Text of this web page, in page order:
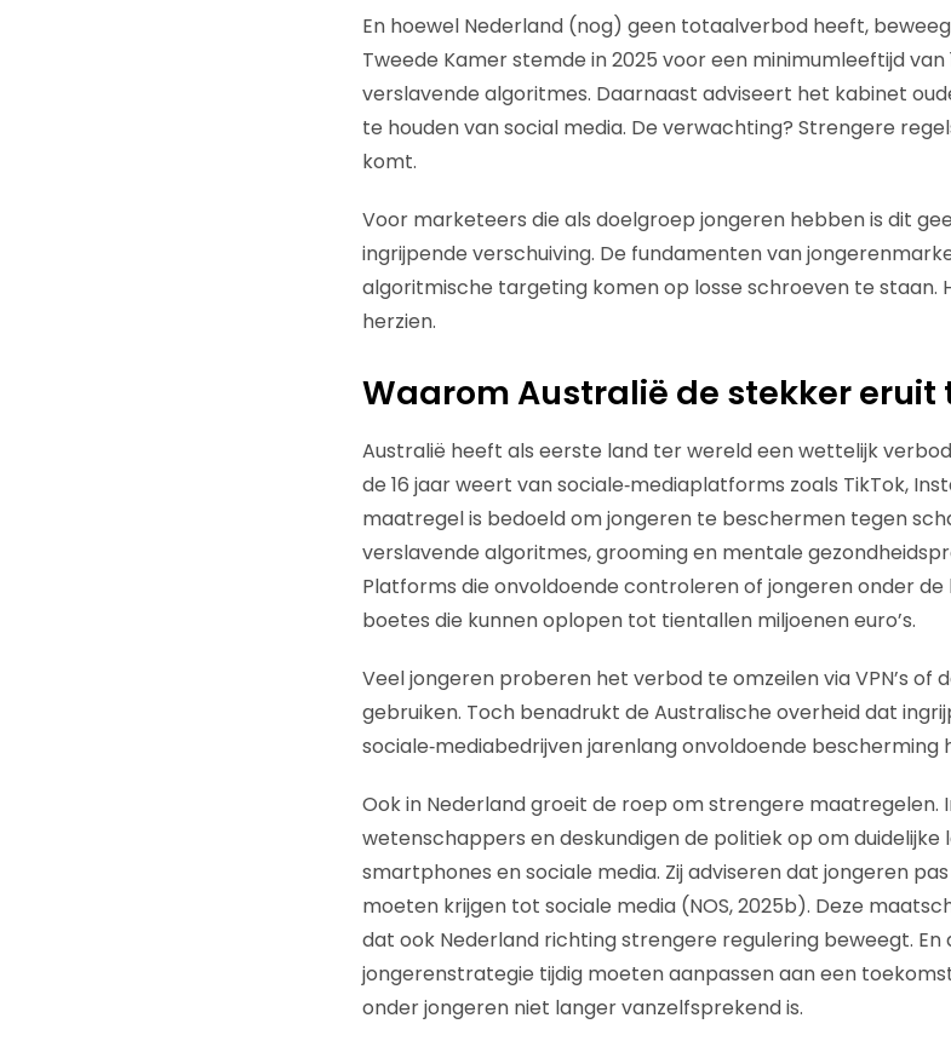
En hoewel Nederland (nog) geen totaalverbod heeft,
Tweede Kamer stemde in 2025 voor een minimumleeftijd
verslavende algoritmes. Daarnaast adviseert het kabinet
te houden van social media. De verwachting? Strengere
komt.
Voor marketeers die als doelgroep jongeren hebben is dit
ingrijpende verschuiving. De fundamenten van
algoritmische targeting komen op losse schroeven te staan.
herzien.
Waarom Australië de stekker eruit
Australië heeft als eerste land ter wereld een wettelijk
de 16 jaar weert van sociale‑mediaplatforms zoals TikTok,
maatregel is bedoeld om jongeren te beschermen tegen
verslavende algoritmes, grooming en mentale
Platforms die onvoldoende controleren of jongeren onder de
boetes die kunnen oplopen tot tientallen miljoenen euro’s.
Veel jongeren proberen het verbod te omzeilen via VPN’s of
gebruiken. Toch benadrukt de Australische overheid dat
sociale‑mediabedrijven jarenlang onvoldoende bescherming
Ook in Nederland groeit de roep om strengere maatregelen.
wetenschappers en deskundigen de politiek op om
smartphones en sociale media. Zij adviseren dat jongeren
moeten krijgen tot sociale media (NOS, 2025b). Deze
dat ook Nederland richting strengere regulering beweegt.
jongerenstrategie tijdig moeten aanpassen aan een
onder jongeren niet langer vanzelfsprekend is.